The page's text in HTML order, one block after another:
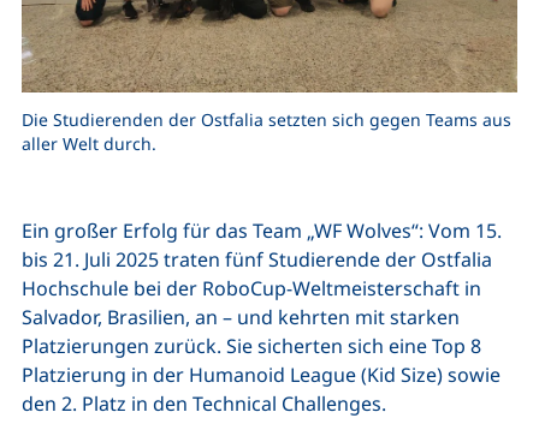
Die Studierenden der Ostfalia setzten sich gegen Teams aus
aller Welt durch.
Ein großer Erfolg für das Team „WF Wolves“: Vom 15.
bis 21. Juli 2025 traten fünf Studierende der Ostfalia
Hochschule bei der RoboCup-Weltmeisterschaft in
Salvador, Brasilien, an – und kehrten mit starken
Platzierungen zurück. Sie sicherten sich eine Top 8
Platzierung in der Humanoid League (Kid Size) sowie
den 2. Platz in den Technical Challenges.